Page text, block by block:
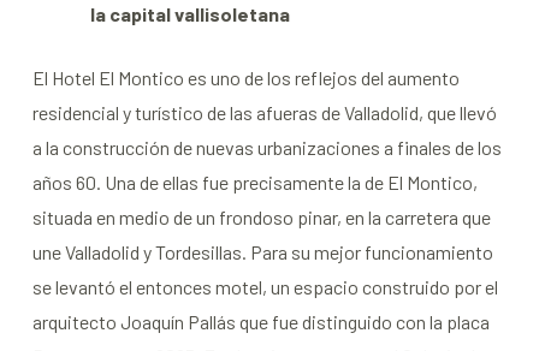
la capital vallisoletana
El Hotel El Montico es uno de los reflejos del aumento
residencial y turístico de las afueras de Valladolid, que llevó
a la construcción de nuevas urbanizaciones a finales de los
años 60. Una de ellas fue precisamente la de El Montico,
situada en medio de un frondoso pinar, en la carretera que
une Valladolid y Tordesillas. Para su mejor funcionamiento
se levantó el entonces motel, un espacio construido por el
arquitecto Joaquín Pallás que fue distinguido con la placa